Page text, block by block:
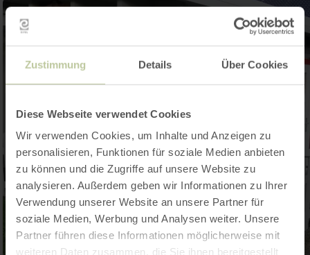
Zustimmung Details Über Cookies
Diese Webseite verwendet Cookies
Wir verwenden Cookies, um Inhalte und Anzeigen zu
personalisieren, Funktionen für soziale Medien anbieten
zu können und die Zugriffe auf unsere Website zu
analysieren. Außerdem geben wir Informationen zu Ihrer
Verwendung unserer Website an unsere Partner für
soziale Medien, Werbung und Analysen weiter. Unsere
Partner führen diese Informationen möglicherweise mit
weiteren Daten zusammen, die Sie ihnen bereitgestellt